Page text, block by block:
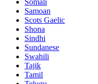
Samoan
Scots Gaelic
Shona
Sindhi
Sundanese
Swahili
Tajik
Tamil